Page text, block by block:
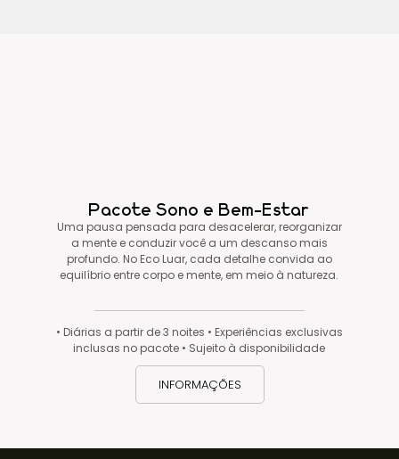
Pacote Sono e Bem-Estar
Uma pausa pensada para desacelerar, reorganizar
a mente e conduzir você a um descanso mais
profundo. No Eco Luar, cada detalhe convida ao
equilíbrio entre corpo e mente, em meio à natureza.
• Diárias a partir de 3 noites • Experiências exclusivas
inclusas no pacote • Sujeito à disponibilidade
INFORMAÇÕES